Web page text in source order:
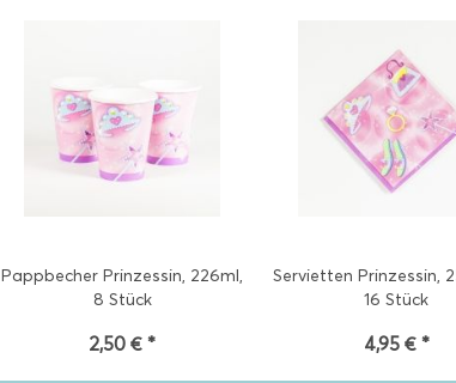
Pappbecher Prinzessin, 226ml,
8 Stück
2,50 € *
Servietten Prinzessin,
16 Stück
4,95 € *